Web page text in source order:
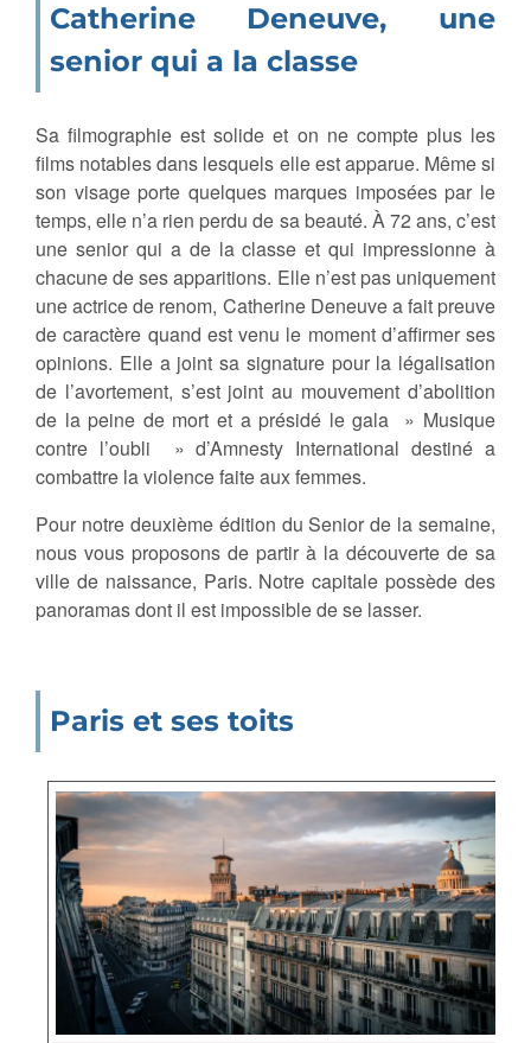
Catherine Deneuve, une
senior qui a la classe
Sa filmographie est solide et on ne compte plus les
films notables dans lesquels elle est apparue. Même si
son visage porte quelques marques imposées par le
temps, elle n’a rien perdu de sa beauté. À 72 ans, c’est
une senior qui a de la classe et qui impressionne à
chacune de ses apparitions. Elle n’est pas uniquement
une actrice de renom, Catherine Deneuve a fait preuve
de caractère quand est venu le moment d’affirmer ses
opinions. Elle a joint sa signature pour la légalisation
de l’avortement, s’est joint au mouvement d’abolition
de la peine de mort et a présidé le gala » Musique
contre l’oubli » d’Amnesty International destiné a
combattre la violence faite aux femmes.
Pour notre deuxième édition du Senior de la semaine,
nous vous proposons de partir à la découverte de sa
ville de naissance, Paris. Notre capitale possède des
panoramas dont il est impossible de se lasser.
Paris et ses toits